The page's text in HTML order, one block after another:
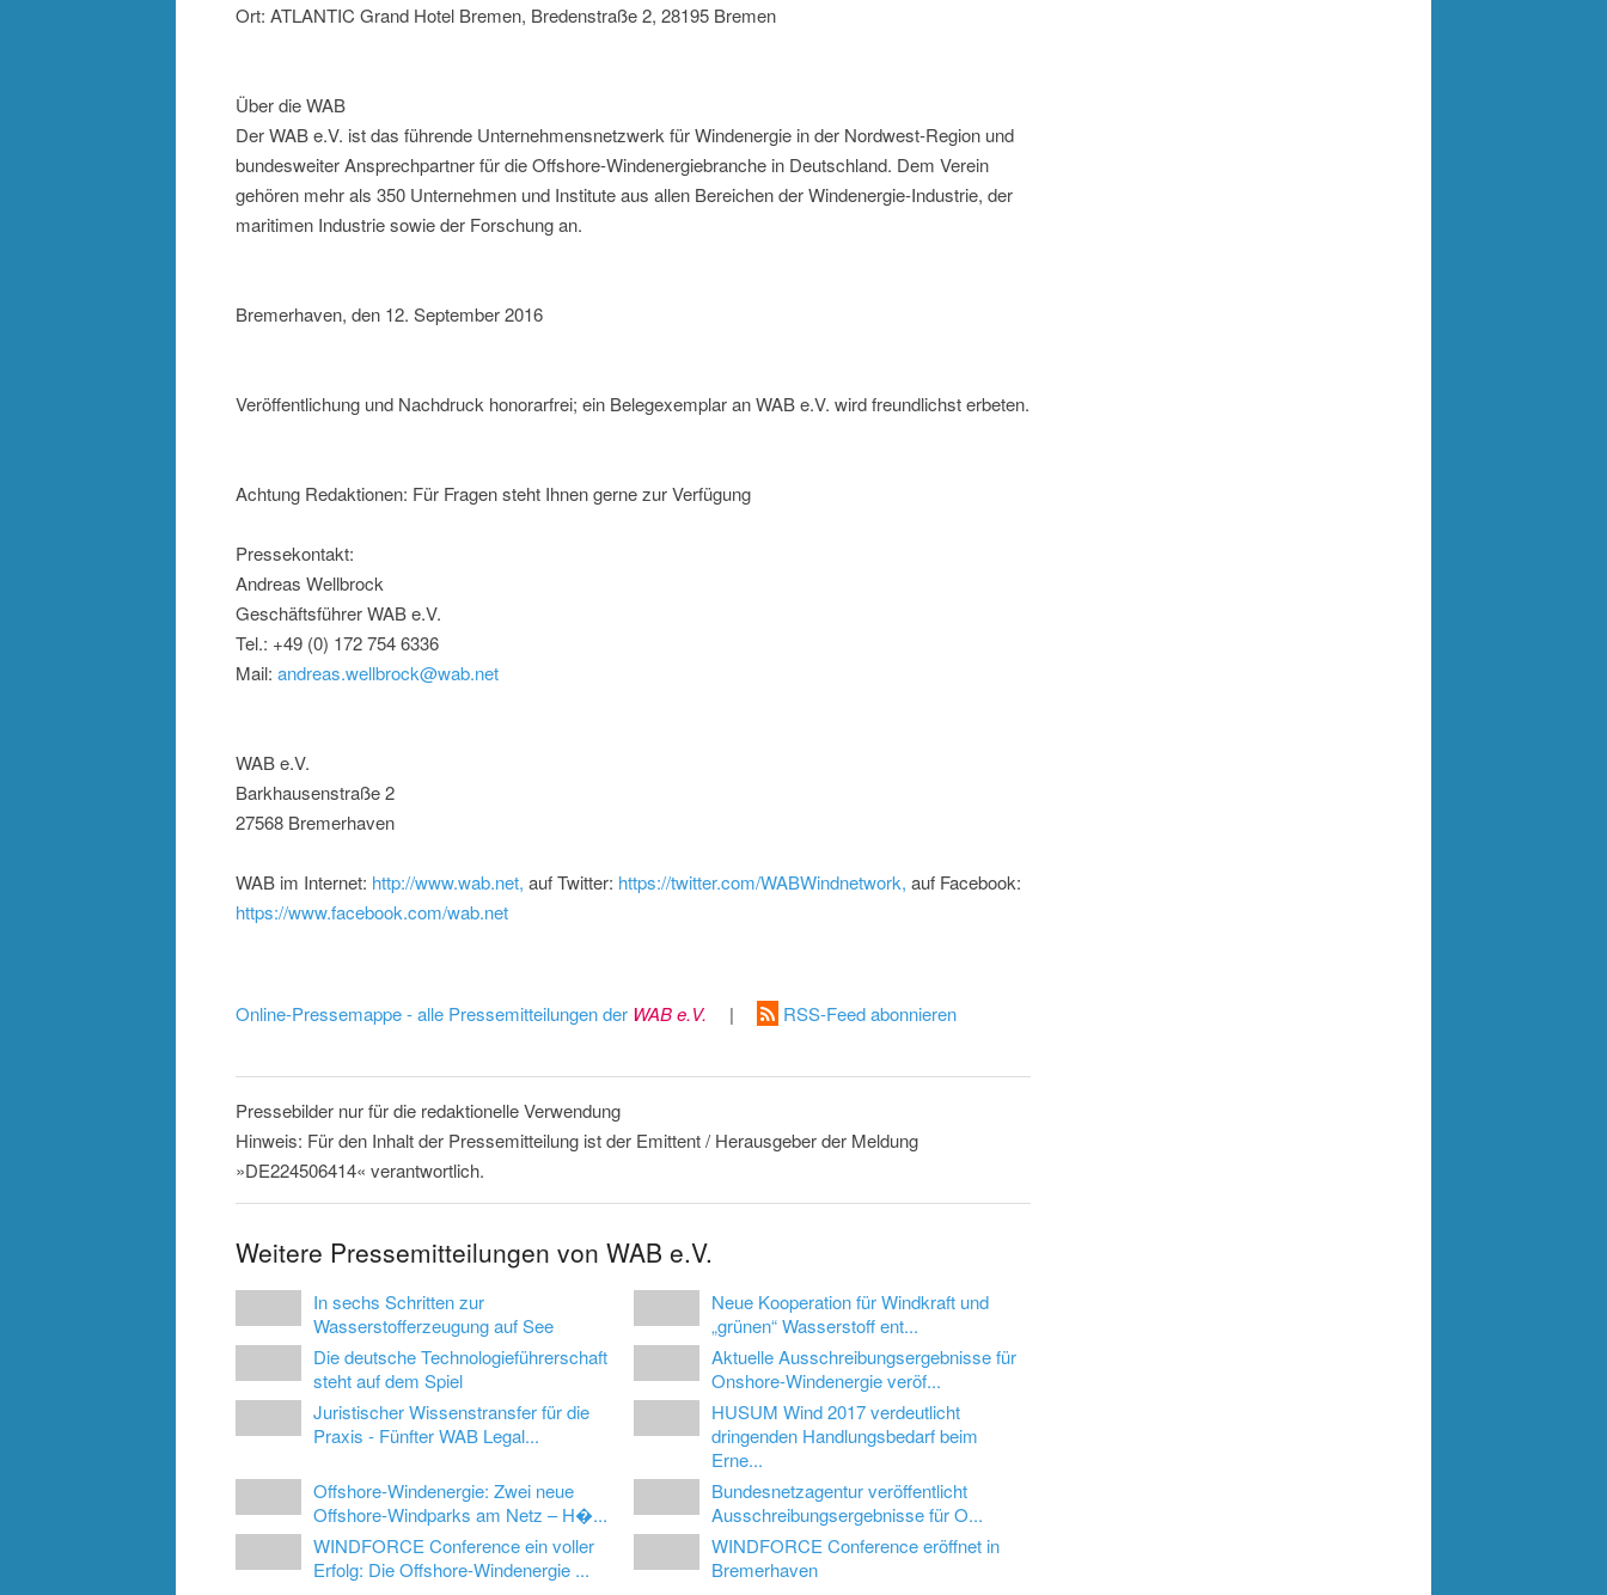
Ort: ATLANTIC Grand Hotel Bremen, Bredenstraße 2, 28195 Bremen
Über die WAB
Der WAB e.V. ist das führende Unternehmensnetzwerk für Windenergie in der Nordwest-Region und
bundesweiter Ansprechpartner für die Offshore-Windenergiebranche in Deutschland. Dem Verein
gehören mehr als 350 Unternehmen und Institute aus allen Bereichen der Windenergie-Industrie, der
maritimen Industrie sowie der Forschung an.
Bremerhaven, den 12. September 2016
Veröffentlichung und Nachdruck honorarfrei; ein Belegexemplar an WAB e.V. wird freundlichst erbeten.
Achtung Redaktionen: Für Fragen steht Ihnen gerne zur Verfügung
Pressekontakt:
Andreas Wellbrock
Geschäftsführer WAB e.V.
Tel.: +49 (0) 172 754 6336
Mail: andreas.wellbrock@wab.net
WAB e.V.
Barkhausenstraße 2
27568 Bremerhaven
WAB im Internet: http://www.wab.net, auf Twitter: https://twitter.com/WABWindnetwork, auf Facebook:
https://www.facebook.com/wab.net
Online-Pressemappe - alle Pressemitteilungen der WAB e.V. | RSS-Feed abonnieren
Pressebilder nur für die redaktionelle Verwendung
Hinweis: Für den Inhalt der Pressemitteilung ist der Emittent / Herausgeber der Meldung
»DE224506414« verantwortlich.
Weitere Pressemitteilungen von WAB e.V.
In sechs Schritten zur
Wasserstofferzeugung auf See
Neue Kooperation für Windkraft und
„grünen“ Wasserstoff ent...
Die deutsche Technologieführerschaft
steht auf dem Spiel
Aktuelle Ausschreibungsergebnisse für
Onshore-Windenergie veröf...
Juristischer Wissenstransfer für die
Praxis - Fünfter WAB Legal...
HUSUM Wind 2017 verdeutlicht
dringenden Handlungsbedarf beim
Erne...
Offshore-Windenergie: Zwei neue
Offshore-Windparks am Netz – H�...
Bundesnetzagentur veröffentlicht
Ausschreibungsergebnisse für O...
WINDFORCE Conference ein voller
Erfolg: Die Offshore-Windenergie ...
WINDFORCE Conference eröffnet in
Bremerhaven